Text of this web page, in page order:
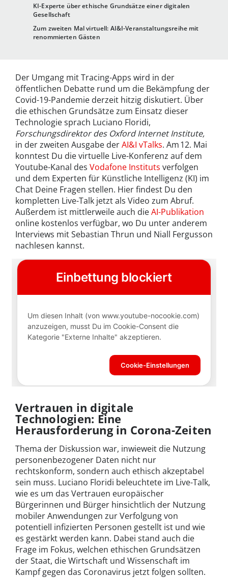
KI-Experte über ethische Grundsätze einer digitalen
Gesellschaft
Zum zweiten Mal virtuell: AI&I-Veranstaltungsreihe mit
renommierten Gästen
Der Umgang mit Tracing-Apps wird in der
öffentlichen Debatte rund um die Bekämpfung der
Covid-19-Pandemie derzeit hitzig diskutiert. Über
die ethischen Grundsätze zum Einsatz dieser
Technologie sprach Luciano Floridi,
Forschungsdirektor des Oxford Internet Institute,
in der zweiten Ausgabe derAI&I vTalks. Am 12. Mai
konntest Du die virtuelle Live-Konferenz auf dem
Youtube-Kanal des Vodafone Instituts verfolgen
und dem Experten für Künstliche Intelligenz (KI) im
Chat Deine Fragen stellen. Hier findest Du den
kompletten Live-Talk jetzt als Video zum Abruf.
Außerdem ist mittlerweile auch dieAI-Publikation
online kostenlos verfügbar, wo Du unter anderem
Interviews mit Sebastian Thrun und Niall Fergusson
nachlesen kannst.
Vertrauen in digitale
Technologien: Eine
Herausforderung in Corona-Zeiten
Thema der Diskussion war, inwieweit die Nutzung
personenbezogener Daten nicht nur
rechtskonform, sondern auch ethisch akzeptabel
sein muss. Luciano Floridi beleuchtete im Live-Talk,
wie es um das Vertrauen europäischer
Bürgerinnen und Bürger hinsichtlich der Nutzung
mobiler Anwendungen zur Verfolgung von
potentiell infizierten Personen gestellt ist und wie
es gestärkt werden kann. Dabei stand auch die
Frage im Fokus, welchen ethischen Grundsätzen
der Staat, die Wirtschaft und Wissenschaft im
Kampf gegen das Coronavirus jetzt folgen sollten.